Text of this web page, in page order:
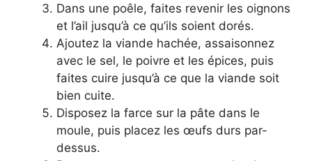
Dans une poêle, faites revenir les oignons
et l’ail jusqu’à ce qu’ils soient dorés.
Ajoutez la viande hachée, assaisonnez
avec le sel, le poivre et les épices, puis
faites cuire jusqu’à ce que la viande soit
bien cuite.
Disposez la farce sur la pâte dans le
moule, puis placez les œufs durs par-
dessus.